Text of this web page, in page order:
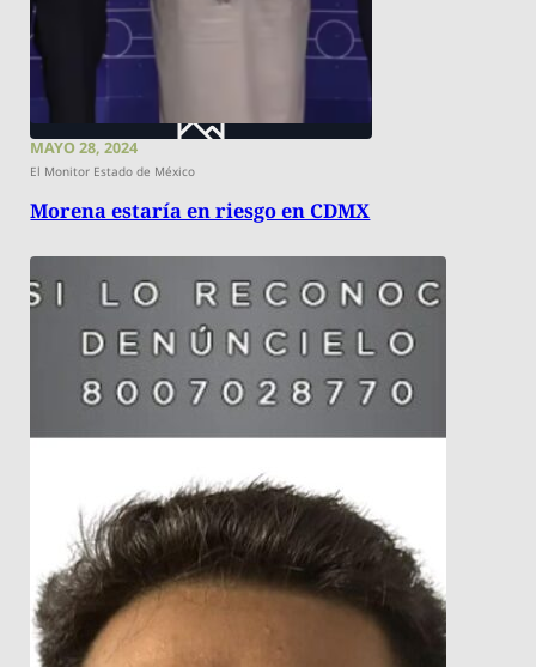
MAYO 28, 2024
El Monitor Estado de México
Morena estaría en riesgo en CDMX